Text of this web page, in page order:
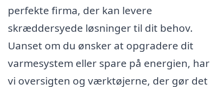
perfekte firma, der kan levere
skræddersyede løsninger til dit behov.
Uanset om du ønsker at opgradere dit
varmesystem eller spare på energien, har
vi oversigten og værktøjerne, der gør det